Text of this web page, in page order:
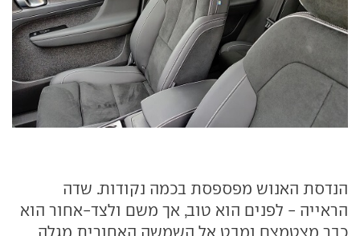
הנדסת האנוש מפספסת בכמה נקודות. שדה
הראייה - לפנים הוא טוב, אך משם ולצד-אחור הוא
כבר מצטמצם ומבט אל השמשה האחורית מגלה